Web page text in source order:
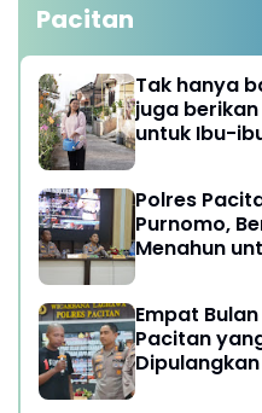
Pacitan
Tak hanya
juga
untuk Ibu-
Polres
Purnomo,
Menahun
Empat
Pacitan
Dipulangkan